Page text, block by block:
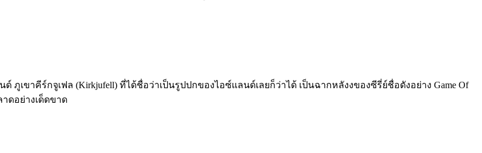
เขาคีร์กจูเฟล (Kirkjufell) ที่ได้ชื่อว่าเป็นรูปปกของไอซ์แลนด์เลยก็ว่าได้ เป็นฉากหลังงของซีรี่ย์ชื่อดังอย่าง Game Of
ดอย่างเด็ดขาด